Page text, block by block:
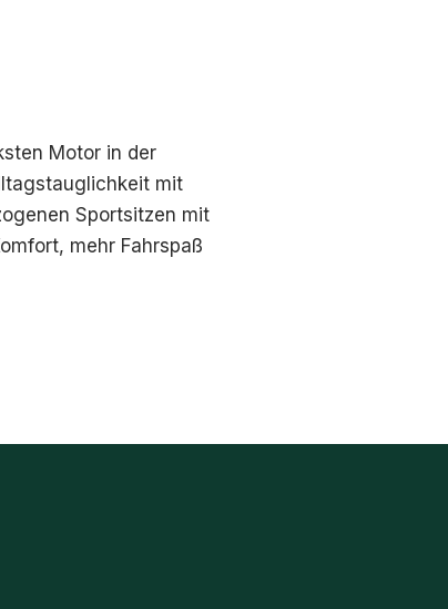
Motor in der
mit
Sportsitzen mit
mehr Fahrspaß